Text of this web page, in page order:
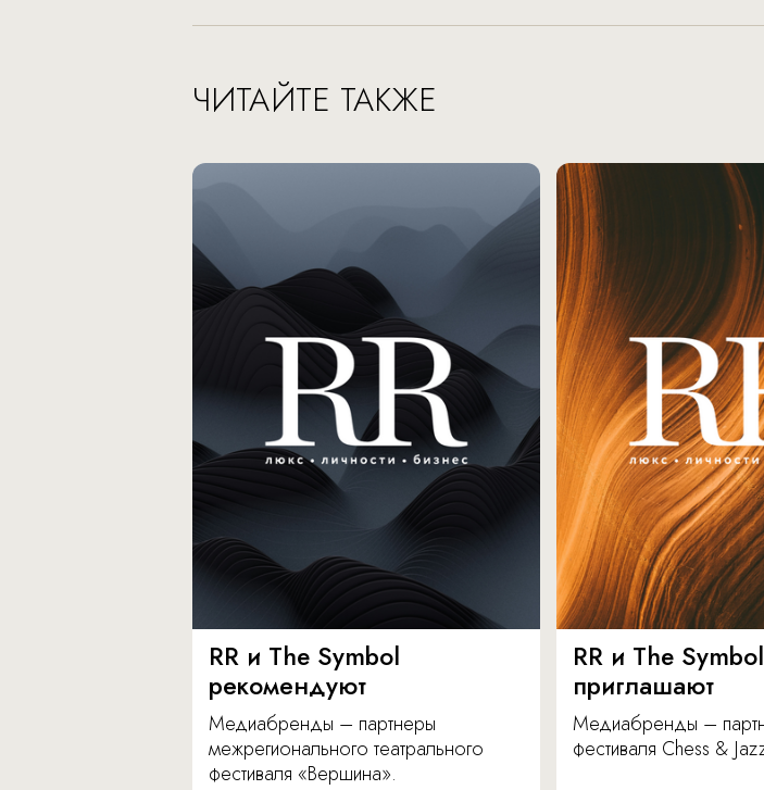
ЧИТАЙТЕ ТАКЖЕ
RR и The Symbol
рекомендуют
Медиабренды – партнеры
межрегионального театрального
фестиваля «Вершина».
RR и The Symbol
приглашают
Медиабренды –
фестиваля Chess &